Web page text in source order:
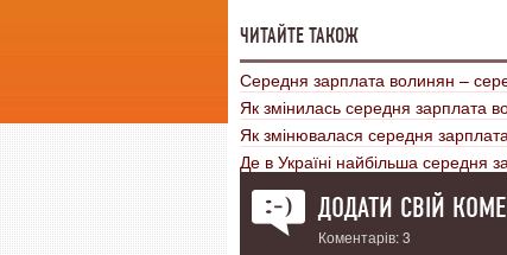
ЧИТАЙТЕ ТАКОЖ
Середня зарплата волинян –
Як змінилась середня зарплата
Як змінювалася середня
Де в Україні найбільша середня
ДОДАТИ СВІЙ
Коментарів: 3